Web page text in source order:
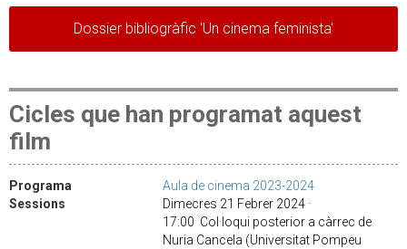
Dossier bibliogràfic 'Un cinema feminista'
Cicles que han programat aquest
film
Programa
Aula de cinema 2023-2024
Sessions
Dimecres 21 Febrer 2024 ·
17:00 Col·loqui posterior a càrrec de
Nuria Cancela (Universitat Pompeu